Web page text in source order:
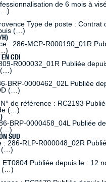
de 6 mois à
Type de poste :
(…)
H)
: 286-MCP-R000190_01R
CDI
R000032_01R Publiée
(…)
BRP-0000462_02L Publiée
(…)
de référence : RC2193
(…)
BRP-0000458_04L Publiée
(…)
SUD
286-RLP-R000048_02R
(…)
Publiée depuis le : 12
(…)